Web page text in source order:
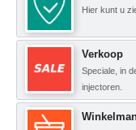
Hier kunt u
Verkoop
Speciale, in
injectoren.